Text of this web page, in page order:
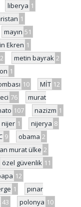
liberya 1
1
mayın 51
Ekren 1
2 metin bayrak 2
1
10 MİT 12
76
murat
107 nazizm 1
nijer 1 nijerya 8
9 obama 2
murat ülke 2
özel güvenlik 11
12
1
pınar
43 polonya 10